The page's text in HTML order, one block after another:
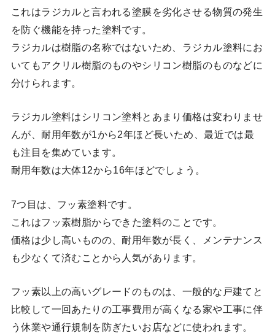
これはラジカルと言われる塗膜を劣化させる物質の発生
を防ぐ機能を持った塗料です。
ラジカルは樹脂の名称ではないため、ラジカル塗料にお
いてもアクリル樹脂のものやシリコン樹脂のものなどに
分けられます。
ラジカル塗料はシリコン塗料とあまり価格は変わりませ
んが、耐用年数が1から2年ほど長いため、最近では最
も注目を集めています。
耐用年数は大体12から16年ほどでしょう。
7つ目は、フッ素塗料です。
これはフッ素樹脂からできた塗料のことです。
価格は少し高いものの、耐用年数が長く、メンテナンス
も少なくて済むことから人気があります。
フッ素以上の高いグレードのものは、一般的な戸建てと
比較して一回あたりの工事費用が高くなる家や工事に伴
う休業や通行規制を防ぎたいお店などに使われます。